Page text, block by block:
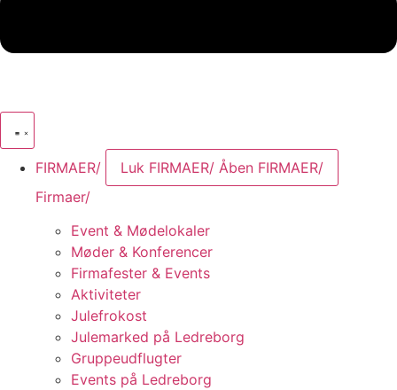
FIRMAER/ Luk FIRMAER/ Åben FIRMAER/
Firmaer/
Event & Mødelokaler
Møder & Konferencer
Firmafester & Events
Aktiviteter
Julefrokost
Julemarked på Ledreborg
Gruppeudflugter
Events på Ledreborg